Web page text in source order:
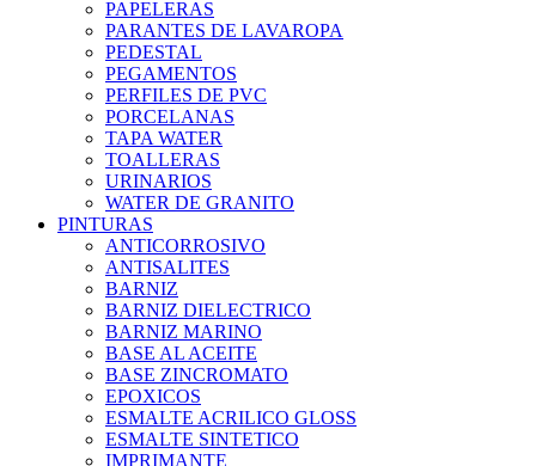
PAPELERAS
PARANTES DE LAVAROPA
PEDESTAL
PEGAMENTOS
PERFILES DE PVC
PORCELANAS
TAPA WATER
TOALLERAS
URINARIOS
WATER DE GRANITO
PINTURAS
ANTICORROSIVO
ANTISALITES
BARNIZ
BARNIZ DIELECTRICO
BARNIZ MARINO
BASE AL ACEITE
BASE ZINCROMATO
EPOXICOS
ESMALTE ACRILICO GLOSS
ESMALTE SINTETICO
IMPRIMANTE